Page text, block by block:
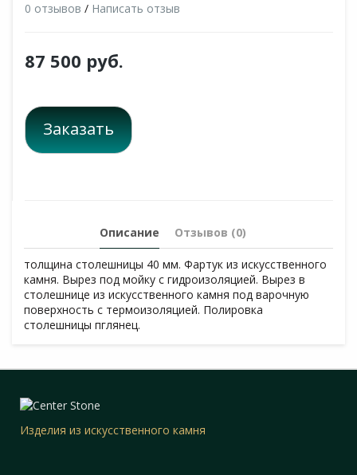
0 отзывов / Написать отзыв
87 500 руб.
Заказать
Описание Отзывов (0)
толщина столешницы 40 мм. Фартук из искусственного
камня. Вырез под мойку с гидроизоляцией. Вырез в
столешнице из искусственного камня под варочную
поверхность с термоизоляцией. Полировка
столешницы пглянец.
Изделия из искусственного камня